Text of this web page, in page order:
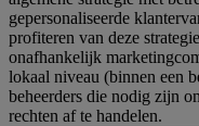
gepersonaliseerde
profiteren van deze
onafhankelijk
lokaal niveau (binnen een
beheerders die nodig zijn
rechten af te handelen.